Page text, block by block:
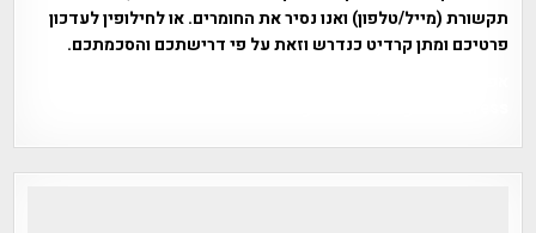
תקשורת (מייל/טלפון) ואנו נסיר את החומרים. או לחילופין לעדכון
פרטיכם ומתן קרדיט כנדרש וזאת על פי דרישתכם והסכמתכם.